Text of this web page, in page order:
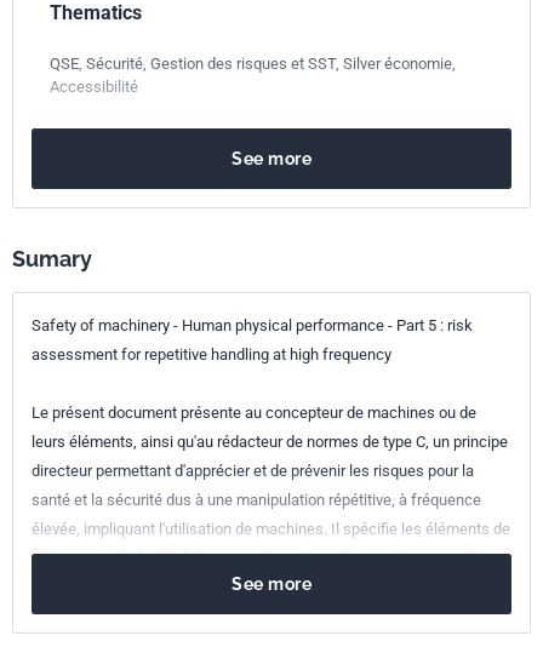
Thematics
QSE, Sécurité, Gestion des risques et SST, Silver économie,
Accessibilité
Publication date May 2007
Number of pages 77 p.
ICS Codes 13.110Safety of machinery
13.180Ergonomics
Classification
X35-106-5
Print number 1 - avril 2007
European kinship EN 1005-5:2007
See more
Sumary
Safety of machinery - Human physical performance - Part 5 : risk
assessment for repetitive handling at high frequency
Le présent document présente au concepteur de machines ou de
leurs éléments, ainsi qu'au rédacteur de normes de type C, un principe
directeur permettant d'apprécier et de prévenir les risques pour la
santé et la sécurité dus à une manipulation répétitive, à fréquence
élevée, impliquant l'utilisation de machines. Il spécifie les éléments de
référence relatifs à la fréquence des actions des membres supérieurs
au cours de l'utilisation des machines et présente une méthode
d'appréciation des risques destinée à l'analyse des options de
See more